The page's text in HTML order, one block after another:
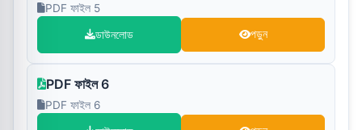
PDF ফাইল 5
ডাউনলোড পড়ুন
PDF ফাইল 6
PDF ফাইল 6